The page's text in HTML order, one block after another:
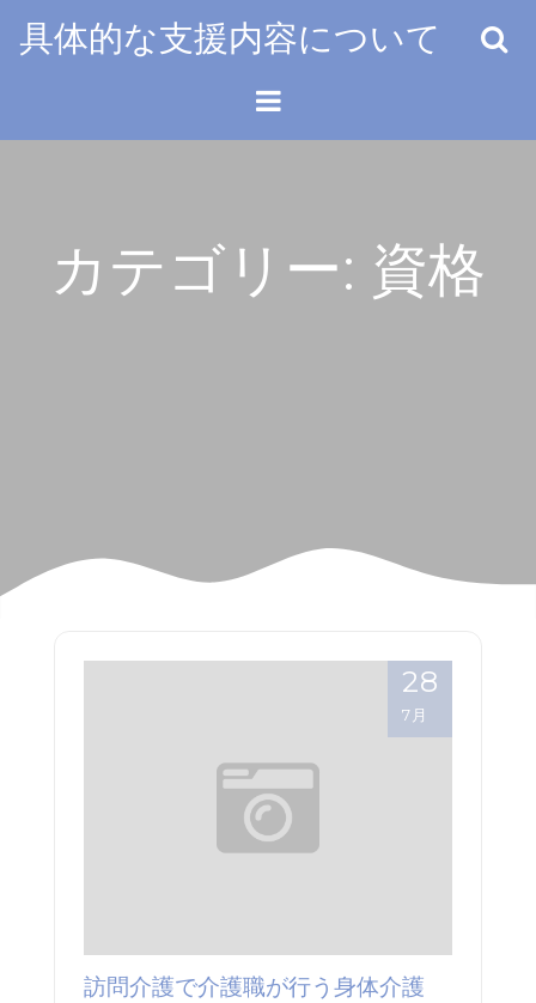
具体的な支援内容について
カテゴリー: 資格
28
7月
訪問介護で介護職が行う身体介護